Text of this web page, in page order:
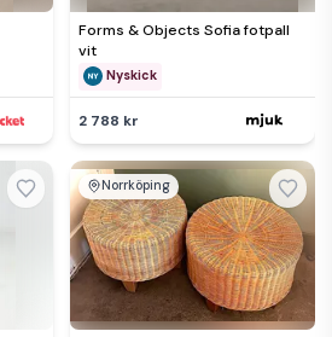
Forms & Objects Sofia fotpall
vit
Nyskick
2 788 kr
Norrköping